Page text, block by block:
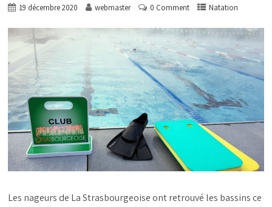
19 décembre 2020 webmaster 0 Comment Natation
Les nageurs de La Strasbourgeoise ont retrouvé les bassins ce